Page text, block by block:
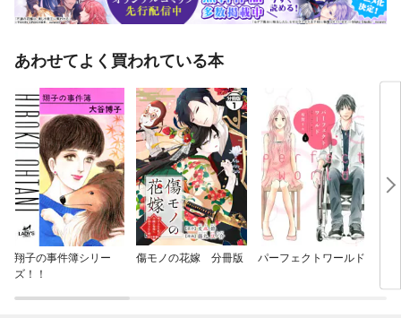
あわせてよく買われている本
翔子の事件簿シリー
ズ！！
傷モノの花嫁 分冊版 パーフェクトワールド